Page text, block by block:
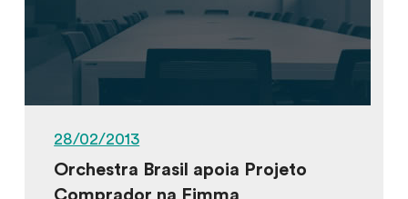
28/02/2013
Orchestra Brasil apoia Projeto